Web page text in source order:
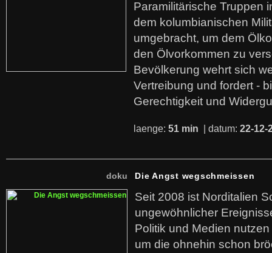
Paramilitärische Truppen
dem kolumbianischen
umgebracht, um dem
den Ölvorkommen zu
Bevölkerung wehrt sich
Vertreibung und fordert -
Gerechtigkeit und
laenge: 51 min | datum: 22-12-
doku Die Angst wegschmeissen
Seit 2008 ist Norditalien
ungewöhnlicher
Politik und Medien
um die ohnehin schon